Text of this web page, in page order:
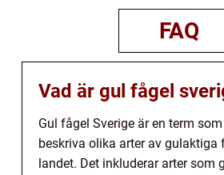
FAQ
Vad är gul fågel
Gul fågel Sverige är en term
beskriva olika arter av gulaktiga
landet. Det inkluderar arter som